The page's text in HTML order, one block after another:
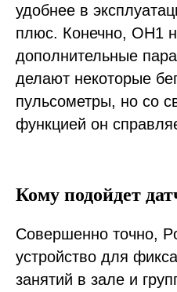
удобнее в
плюс. Конечно, OH1
дополнительные
делают некоторые
пульсометры, но со
функцией он
Кому подойдет
Совершенно точно,
устройство для
занятий в зале и